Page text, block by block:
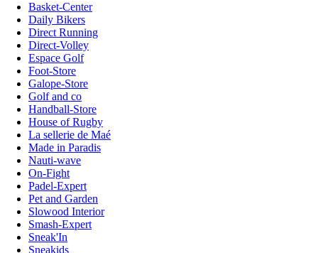
Basket-Center
Daily Bikers
Direct Running
Direct-Volley
Espace Golf
Foot-Store
Galope-Store
Golf and co
Handball-Store
House of Rugby
La sellerie de Maé
Made in Paradis
Nauti-wave
On-Fight
Padel-Expert
Pet and Garden
Slowood Interior
Smash-Expert
Sneak'In
Sneakids